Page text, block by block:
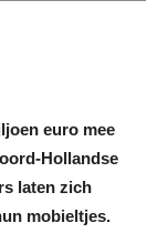
euro mee
Hollandse
laten zich
mobieltjes.